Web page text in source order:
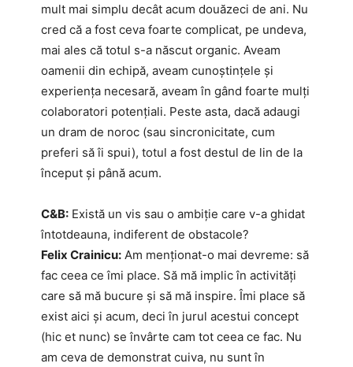
mult mai simplu decât acum douăzeci de ani. Nu
cred că a fost ceva foarte complicat, pe undeva,
mai ales că totul s-a născut organic. Aveam
oamenii din echipă, aveam cunoștințele și
experiența necesară, aveam în gând foarte mulți
colaboratori potențiali. Peste asta, dacă adaugi
un dram de noroc (sau sincronicitate, cum
preferi să îi spui), totul a fost destul de lin de la
început și până acum.
C&B: Există un vis sau o ambiție care v-a ghidat
întotdeauna, indiferent de obstacole?
Felix Crainicu: Am menționat-o mai devreme: să
fac ceea ce îmi place. Să mă implic în activități
care să mă bucure și să mă inspire. Îmi place să
exist aici și acum, deci în jurul acestui concept
(hic et nunc) se învârte cam tot ceea ce fac. Nu
am ceva de demonstrat cuiva, nu sunt în